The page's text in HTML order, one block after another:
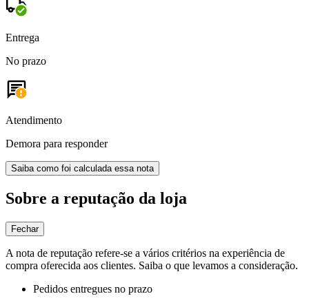
Entrega
No prazo
Atendimento
Demora para responder
Saiba como foi calculada essa nota
Sobre a reputação da loja
Fechar
A nota de reputação refere-se a vários critérios na experiência de
compra oferecida aos clientes. Saiba o que levamos a consideração.
Pedidos entregues no prazo